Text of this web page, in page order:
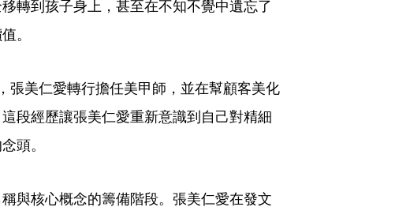
轉到孩子身上，甚至在不知不覺中遺忘了
。
張美仁愛轉行擔任美甲師，並在幫顧客美化
段經歷讓張美仁愛重新意識到自己對精細
頭。
與核心概念的籌備階段。張美仁愛在發文